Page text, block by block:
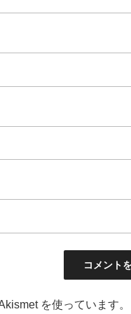
を使っています。